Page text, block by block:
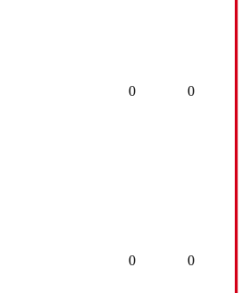
0 0
0 0